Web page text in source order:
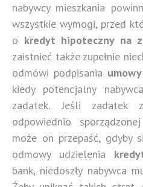
nabywcy mieszkania
wszystkie wymogi, przed
o kredyt hipoteczny na
zaistnieć także zupełnie
odmówi podpisania
kiedy potencjalny
zadatek. Jeśli zadatek
odpowiednio
może on przepaść, gdyby
odmowy udzielenia
bank, niedoszły nabywca